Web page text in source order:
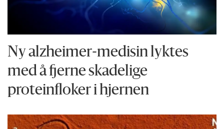
Ny alzheimer-medisin lyktes
med å fjerne skadelige
proteinfloker i hjernen